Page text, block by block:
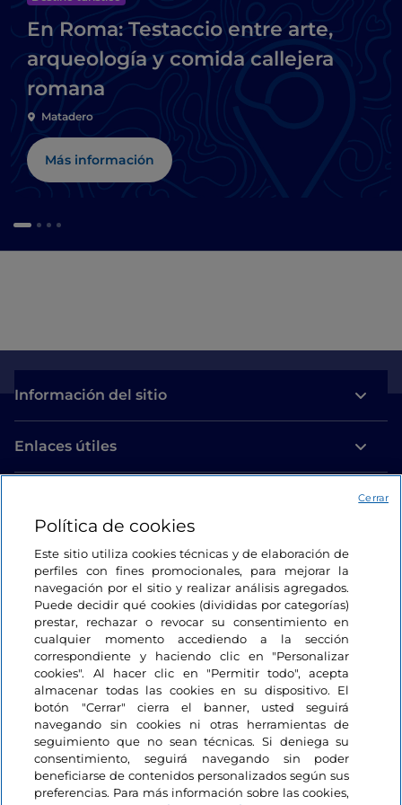
En Roma: Testaccio entre arte,
arqueología y comida callejera
romana
Matadero
Más información
Información del sitio
Enlaces útiles
Estamos en contacto
Política de cookies
Este sitio utiliza cookies técnicas y de elaboración de
perfiles con fines promocionales, para mejorar la
navegación por el sitio y realizar análisis agregados.
Puede decidir qué cookies (divididas por categorías)
prestar, rechazar o revocar su consentimiento en
cualquier momento accediendo a la sección
correspondiente y haciendo clic en "Personalizar
cookies". Al hacer clic en "Permitir todo", acepta
almacenar todas las cookies en su dispositivo. El
botón "Cerrar" cierra el banner, usted seguirá
navegando sin cookies ni otras herramientas de
seguimiento que no sean técnicas. Si deniega su
consentimiento, seguirá navegando sin poder
beneficiarse de contenidos personalizados según sus
preferencias. Para más información sobre las cookies,
Cerrar